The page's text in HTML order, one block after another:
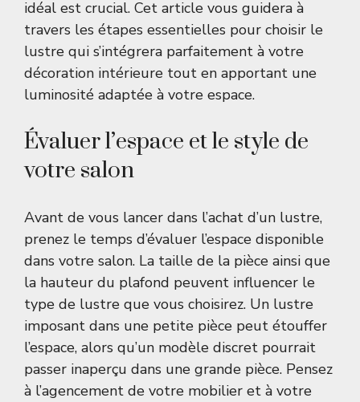
idéal est crucial. Cet article vous guidera à
travers les étapes essentielles pour choisir le
lustre qui s’intégrera parfaitement à votre
décoration intérieure tout en apportant une
luminosité adaptée à votre espace.
Évaluer l’espace et le style de
votre salon
Avant de vous lancer dans l’achat d’un lustre,
prenez le temps d’évaluer l’espace disponible
dans votre salon. La taille de la pièce ainsi que
la hauteur du plafond peuvent influencer le
type de lustre que vous choisirez. Un lustre
imposant dans une petite pièce peut étouffer
l’espace, alors qu’un modèle discret pourrait
passer inaperçu dans une grande pièce. Pensez
à l’agencement de votre mobilier et à votre